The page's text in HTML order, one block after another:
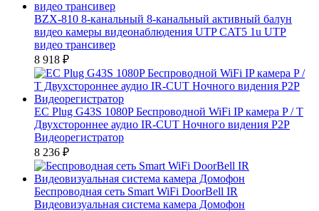
BZX-810 8-канальный 8-канальный активный балун
видео камеры видеонаблюдения UTP CAT5 1u UTP
видео трансивер
8 918 ₽
ЕС Plug G43S 1080P Беспроводной WiFi IP камера P / T
Двухстороннее аудио IR-CUT Ночного видения P2P
Видеорегистратор
8 236 ₽
Беспроводная сеть Smart WiFi DoorBell IR
Видеовизуальная система камера Домофон